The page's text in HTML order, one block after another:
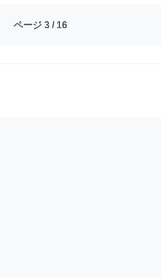
ページ 3 / 16